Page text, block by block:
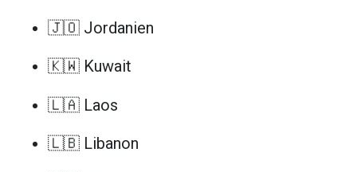
🇯🇴 Jordanien
🇰🇼 Kuwait
🇱🇦 Laos
🇱🇧 Libanon